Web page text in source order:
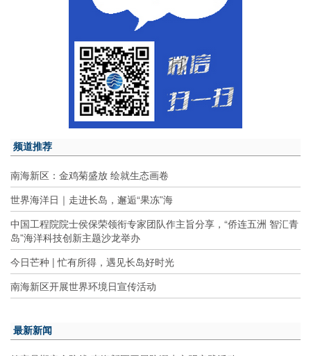
频道推荐
南海新区：金鸡菊盛放 绘就生态画卷
世界海洋日｜走进长岛，邂逅“果冻”海
中国工程院院士侯保荣领衔专家团队作主旨分享，“侨连五洲 智汇青
岛”海洋科技创新主题沙龙举办
今日芒种 | 忙有所得，遇见长岛好时光
南海新区开展世界环境日宣传活动
最新新闻